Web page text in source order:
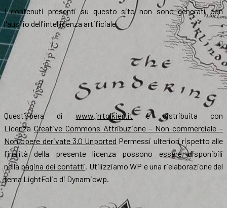
I contenuti presenti su questo sito non sono generati con
l'ausilio dell'intelligenza artificiale.
Quest’opera diwww.jrrtolkien.itè distribuita con
Licenza Creative Commons Attribuzione – Non commerciale –
Non opere derivate 3.0 Unported Permessi ulteriori rispetto alle
finalità della presente licenza possono essere disponibili
nella pagina dei contatti. Utilizziamo WP e una rielaborazione del
tema LightFolio di Dynamicwp.